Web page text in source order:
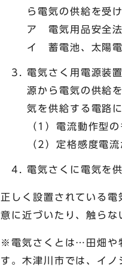
ら電気の供給を受
ア 電気用品安全
イ 蓄電池、太陽電
電気さく用電源装
源から電気の供給
気を供給する電路
（1）電流動作型
（2）定格感度電
電気さくに電気を
正しく設置されている
意に近づいたり、触らな
※電気さくとは…田畑や
す。木津川市では、イ